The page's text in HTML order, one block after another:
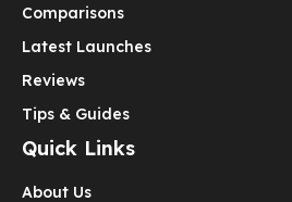
Comparisons
Latest Launches
Reviews
Tips & Guides
Quick Links
About Us